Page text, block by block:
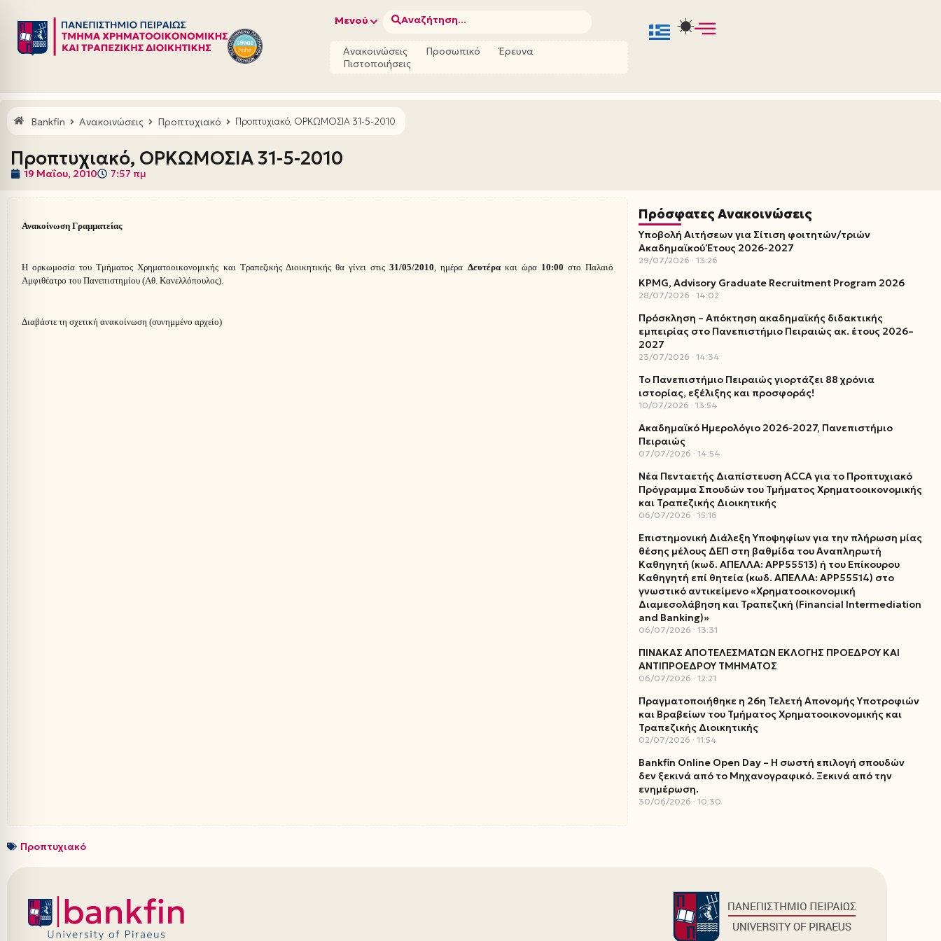
Μεταπηδήστε
στο
Μενού Αναζήτηση...
Ανακοινώσεις Προσωπικό
Έρευνα
Πιστοποιήσεις
Bankfin Ανακοινώσεις Προπτυχιακό Προπτυχιακό, ΟΡΚΩΜΟΣΙΑ 31-5-2010
Προπτυχιακό, ΟΡΚΩΜΟΣΙΑ 31-5-2010
19 Μαΐου, 2010 7:57 πμ
Ανακοίνωση Γραμματείας
Η ορκωμοσία του Τμήματος Χρηματοοικονομικής και Τραπεζικής Διοικητικής θα γίνει στις31/05/2010 , ημέρα Δευτέρα και ώρα 10:00 στο Παλαιό
Αμφιθέατρο του Πανεπιστημίου (Αθ. Κανελλόπουλος).
Διαβάστε τη σχετική ανακοίνωση (συνημμένο αρχείο)
Πρόσφατες Ανακοινώσεις
Υποβολή Αιτήσεων για Σίτιση φοιτητών/τριών
Ακαδημαϊκού Έτους 2026-2027
29/07/2026 13:26
KPMG, Advisory Graduate Recruitment Program 2026
28/07/2026 14:02
Πρόσκληση – Απόκτηση ακαδημαϊκής διδακτικής
εμπειρίας στο Πανεπιστήμιο Πειραιώς ακ. έτους 2026–
2027
23/07/2026 14:34
Το Πανεπιστήμιο Πειραιώς γιορτάζει 88 χρόνια
ιστορίας, εξέλιξης και προσφοράς!
10/07/2026 13:54
Ακαδημαϊκό Ημερολόγιο 2026-2027, Πανεπιστήμιο
Πειραιώς
07/07/2026 14:54
Νέα Πενταετής Διαπίστευση ACCA για το Προπτυχιακό
Πρόγραμμα Σπουδών του Τμήματος Χρηματοοικονομικής
και Τραπεζικής Διοικητικής
06/07/2026 15:16
Επιστημονική Διάλεξη Υποψηφίων για την πλήρωση μίας
θέσης μέλους ΔΕΠ στη βαθμίδα του Αναπληρωτή
Καθηγητή (κωδ. ΑΠΕΛΛΑ: ΑΡΡ55513) ή του Επίκουρου
Καθηγητή επί θητεία (κωδ. ΑΠΕΛΛΑ: ΑΡΡ55514) στο
γνωστικό αντικείμενο «Χρηματοοικονομική
Διαμεσολάβηση και Τραπεζική (Financial Intermediation
and Banking)»
06/07/2026 13:31
ΠΙΝΑΚΑΣ ΑΠΟΤΕΛΕΣΜΑΤΩΝ ΕΚΛΟΓΗΣ ΠΡΟΕΔΡΟΥ ΚΑΙ
ΑΝΤΙΠΡΟΕΔΡΟΥ ΤΜΗΜΑΤΟΣ
06/07/2026 12:21
Πραγματοποιήθηκε η 26η Τελετή Απονομής Υποτροφιών
και Βραβείων του Τμήματος Χρηματοοικονομικής και
Τραπεζικής Διοικητικής
02/07/2026 11:54
Bankfin Online Open Day – Η σωστή επιλογή σπουδών
δεν ξεκινά από το Μηχανογραφικό. Ξεκινά από την
ενημέρωση.
30/06/2026 10:30
Προπτυχιακό